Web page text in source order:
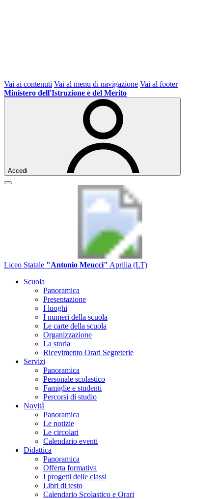
Vai ai contenuti Vai al menu di navigazione Vai al footer
Ministero dell'Istruzione e del Merito
Accedi
Liceo Statale "Antonio Meucci" Aprilia (LT)
Scuola
Panoramica
Presentazione
I luoghi
I numeri della scuola
Le carte della scuola
Organizzazione
La storia
Ricevimento Orari Segreterie
Servizi
Panoramica
Personale scolastico
Famiglie e studenti
Percorsi di studio
Novità
Panoramica
Le notizie
Le circolari
Calendario eventi
Didattica
Panoramica
Offerta formativa
I progetti delle classi
Libri di testo
Calendario Scolastico e Orari